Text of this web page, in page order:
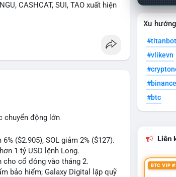
CASHCAT, SUI, TAO xuất hiện
"long SAGA", "short SPCX", và "đã
tức về BIP-110 Bitcoin và SKR
Sợ hãi do chỉ số thấp nhưng
áp lực lên giá. Rủi ro từ các đề
chuyển động lớn
6% ($2.905), SOL giảm 2% ($127).
1 tỷ USD lệnh Long.
cổ đông vào tháng 2.
bảo hiểm; Galaxy Digital lập quỹ
Xu
#titanbot
#vlikevn
#btc
Liên
BTC VIP